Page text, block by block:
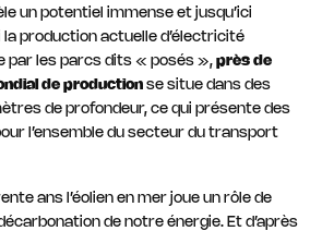
un potentiel immense et jusqu’ici
production actuelle d’électricité
par les parcs dits « posés », près de
de production se situe dans des
de profondeur, ce qui présente des
l’ensemble du secteur du transport
ans l’éolien en mer joue un rôle de
de notre énergie. Et d’après